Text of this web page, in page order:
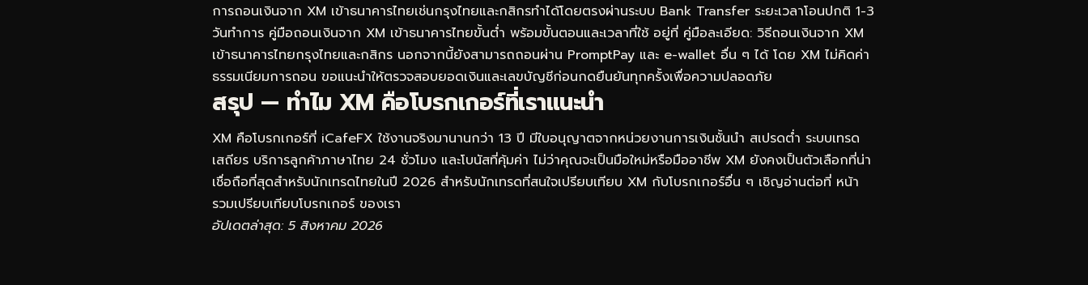
การถอนเงินจาก XM เข้าธนาคารไทยเช่นกรุงไทยและกสิกรทำได้โดยตรงผ่านระบบ Bank Transfer ระยะเวลาโอนปกติ 1-3
วันทำการ คู่มือถอนเงินจาก XM เข้าธนาคารไทยขั้นต่ำ พร้อมขั้นตอนและเวลาที่ใช้ อยู่ที่ คู่มือละเอียด: วิธีถอนเงินจาก XM
เข้าธนาคารไทยกรุงไทยและกสิกร นอกจากนี้ยังสามารถถอนผ่าน PromptPay และ e-wallet อื่น ๆ ได้ โดย XM ไม่คิดค่า
ธรรมเนียมการถอน ขอแนะนำให้ตรวจสอบยอดเงินและเลขบัญชีก่อนกดยืนยันทุกครั้งเพื่อความปลอดภัย
สรุป — ทำไม XM คือโบรกเกอร์ที่เราแนะนำ
XM คือโบรกเกอร์ที่ iCafeFX ใช้งานจริงมานานกว่า 13 ปี มีใบอนุญาตจากหน่วยงานการเงินชั้นนำ สเปรดต่ำ ระบบเทรด
เสถียร บริการลูกค้าภาษาไทย 24 ชั่วโมง และโบนัสที่คุ้มค่า ไม่ว่าคุณจะเป็นมือใหม่หรือมืออาชีพ XM ยังคงเป็นตัวเลือกที่น่า
เชื่อถือที่สุดสำหรับนักเทรดไทยในปี 2026 สำหรับนักเทรดที่สนใจเปรียบเทียบ XM กับโบรกเกอร์อื่น ๆ เชิญอ่านต่อที่ หน้า
รวมเปรียบเทียบโบรกเกอร์ ของเรา
อัปเดตล่าสุด: 5 สิงหาคม 2026